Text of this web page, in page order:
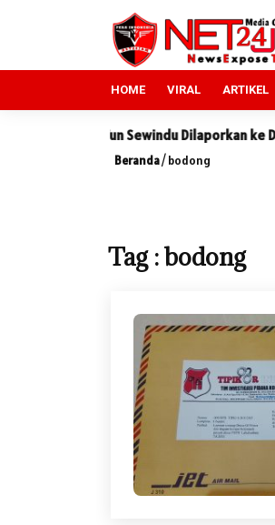
HOME VIRAL ARTIKEL
PT Tun Sewindu Dilaporkan ke DLHK Sumut
Beranda/bodong
Tag : bodong